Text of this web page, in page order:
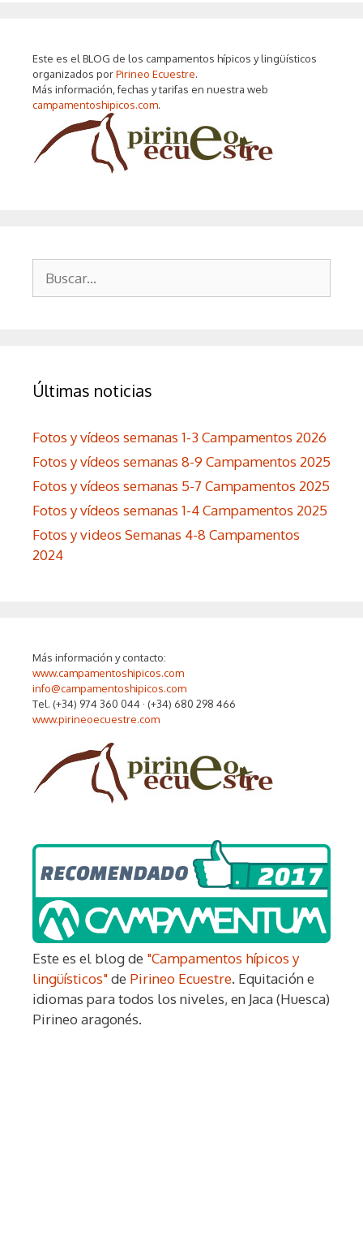
Este es el BLOG de los campamentos hípicos y lingüísticos
organizados porPirineo Ecuestre.
Más información, fechas y tarifas en nuestra web
campamentoshipicos.com.
Últimas noticias
Fotos y vídeos semanas 1-3 Campamentos 2026
Fotos y vídeos semanas 8-9 Campamentos 2025
Fotos y vídeos semanas 5-7 Campamentos 2025
Fotos y vídeos semanas 1-4 Campamentos 2025
Fotos y videos Semanas 4-8 Campamentos
2024
Más información y contacto:
www.campamentoshipicos.com
info@campamentoshipicos.com
Tel. (+34) 974 360 044 · (+34) 680 298 466
www.pirineoecuestre.com
Este es el blog de "Campamentos hípicos y
lingüísticos"de Pirineo Ecuestre. Equitación e
idiomas para todos los niveles, en Jaca (Huesca)
Pirineo aragonés.